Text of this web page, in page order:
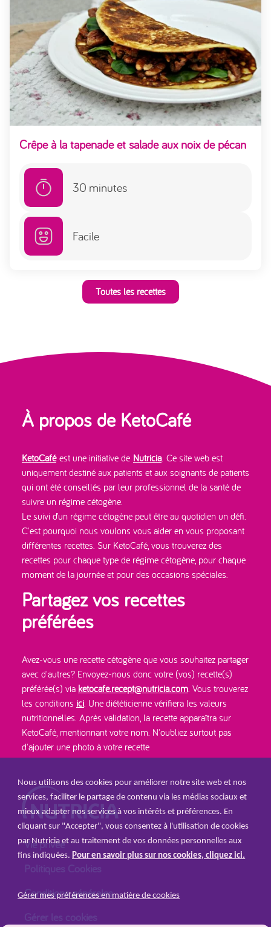
Crêpe à la tapenade et salade aux noix de pécan
30 minutes
Facile
Toutes les recettes
À propos de KetoCafé
KetoCaféest une initiative de Nutricia. Ce site web est
uniquement destiné aux patients et aux soignants de patients
qui ont été conseillés par leur professionnel de la santé de
suivre un régime cétogène.
Le suivi d’un régime cétogène peut être au quotidien un défi.
C'est pourquoi nous voulons vous aider en vous proposant
différentes recettes. Sur KetoCafé, vous trouverez des
recettes pour chaque type de régime cétogène, pour chaque
moment de la journée et pour des occasions spéciales.
Partagez vos recettes
préférées
Avez-vous une recette cétogène que vous souhaitez partager
avec d'autres? Envoyez-nous donc votre (vos) recette(s)
préférée(s) via ketocafe.recept@nutricia.com . Vous trouverez
les conditions ici . Une diététicienne vérifiera les valeurs
nutritionnelles. Après validation, la recette apparaîtra sur
KetoCafé, mentionnant votre nom. N'oubliez surtout pas
d'ajouter une photo à votre recette
Vie privée
Politiques Cookies
Conditions générales
Gérer les cookies
Nous utilisons des cookies pour améliorer notre site web et nos
services, faciliter le partage de contenu via les médias sociaux et
mieux adapter nos services à vos intérêts et préférences. En
cliquant sur "Accepter", vous consentez à l'utilisation de cookies
par Nutricia et au traitement de vos données personnelles aux
fins indiquées. Pour en savoir plus sur nos cookies, cliquez ici.
Gérer mes préférences en matière de cookies